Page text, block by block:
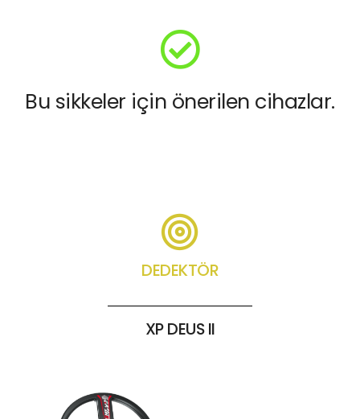
Bu sikkeler için önerilen cihazlar.
DEDEKTÖR
XP DEUS II